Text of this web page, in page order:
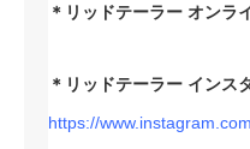
＊リッドテーラー オンラ
＊リッドテーラー インス
https://